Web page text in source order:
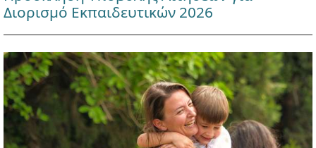
Διορισμό Εκπαιδευτικών 2026